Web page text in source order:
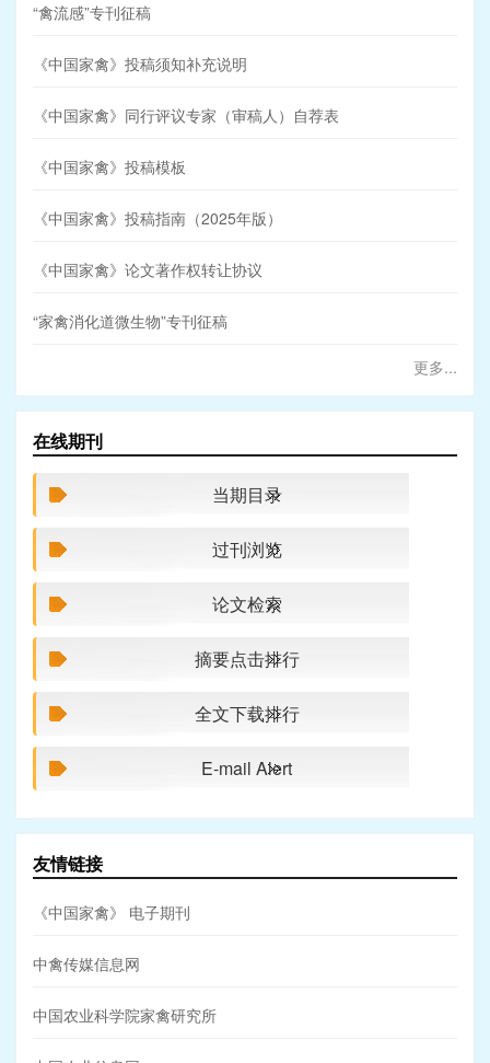
“禽流感”专刊征稿
《中国家禽》投稿须知补充说明
《中国家禽》同行评议专家（审稿人）自荐表
《中国家禽》投稿模板
《中国家禽》投稿指南（2025年版）
《中国家禽》论文著作权转让协议
“家禽消化道微生物”专刊征稿
更多...
在线期刊
当期目录
过刊浏览
论文检索
摘要点击排行
全文下载排行
E-mail Alert
友情链接
《中国家禽》 电子期刊
中禽传媒信息网
中国农业科学院家禽研究所